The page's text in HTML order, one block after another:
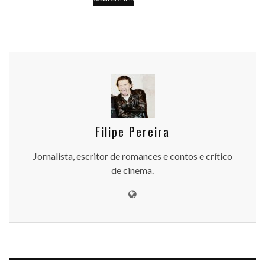
Filipe Pereira
Jornalista, escritor de romances e contos e crítico
de cinema.